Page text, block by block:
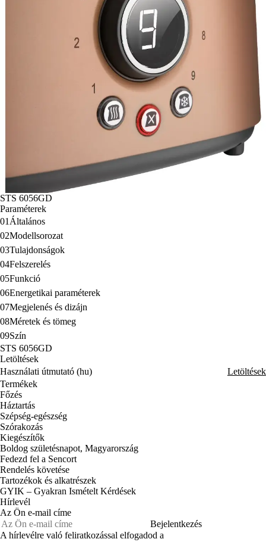
STS 6056GD
Paraméterek
01 Általános
02Modellsorozat
03Tulajdonságok
04Felszerelés
05Funkció
06Energetikai paraméterek
07Megjelenés és dizájn
08Méretek és tömeg
09Szín
STS 6056GD
Letöltések
Használati útmutató (hu)
Letöltések
Termékek
Főzés
Háztartás
Szépség-egészség
Szórakozás
Kiegészítők
Boldog születésnapot, Magyarország
Fedezd fel a Sencort
Rendelés követése
Tartozékok és alkatrészek
GYIK – Gyakran Ismételt Kérdések
Hírlevél
Az Ön e-mail címe
Bejelentkezés
A hírlevélre való feliratkozással elfogadod a